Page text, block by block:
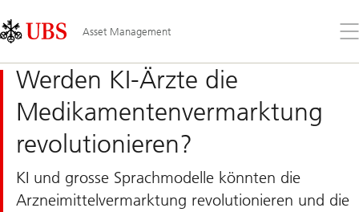
Links
Area
Asset Management
Sie
Werden KI-Ärzte die
Medikamentenvermarktung
revolutionieren?
KI und grosse Sprachmodelle könnten die
Arzneimittelvermarktung revolutionieren und die